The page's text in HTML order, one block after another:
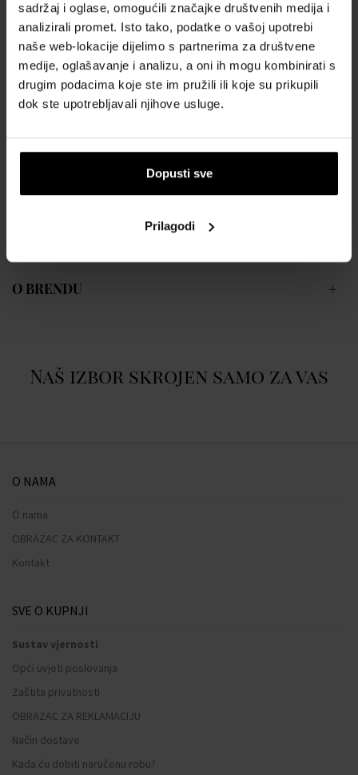
sadržaj i oglase, omogućili značajke društvenih medija i
analizirali promet. Isto tako, podatke o vašoj upotrebi
naše web-lokacije dijelimo s partnerima za društvene
medije, oglašavanje i analizu, a oni ih mogu kombinirati s
drugim podacima koje ste im pružili ili koje su prikupili
dok ste upotrebljavali njihove usluge.
Dopusti sve
Prilagodi
Ženski ručni sat
Napajanje pomoću baterije
Promjer kućišta 38,0 mm
Kućište okruglog oblika
Metalno kućište
Srebrna boja kućišta
Srebrna boja narukvice
Materijal stakla - mineralno staklo
O BRENDU
Naš izbor skrojen samo za vas
O NAMA
O nama
OBRAZAC ZA KONTAKT
Kontakt
SVE O KUPNJI
Sustav vjernosti
Opći uvjeti poslovanja
Zaštita privatnosti
OBRAZAC ZA REKLAMACIJU
Način dostave
Kada ću dobiti naručenu robu?